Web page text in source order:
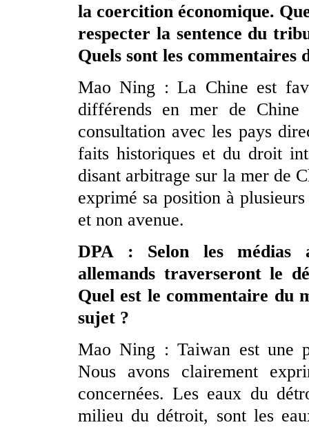
la coercition économique.
respecter la sentence du
Quels sont les commentaires
Mao Ning : La Chine est
différends en mer de
consultation avec les pays
faits historiques et du droit
disant arbitrage sur la mer de
exprimé sa position à
et non avenue.
DPA : Selon les médias
allemands traverseront le
Quel est le commentaire du
sujet ?
Mao Ning : Taiwan est une
Nous avons clairement
concernées. Les eaux du
milieu du détroit, sont les